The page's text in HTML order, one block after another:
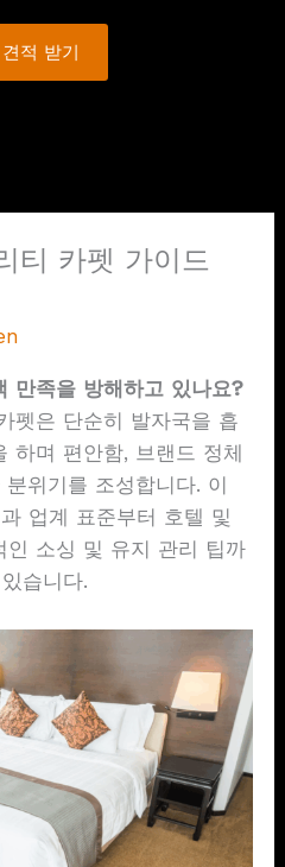
견적 받기
티 카펫 가이드
만족을 방해하고 있나요?
펫은 단순히 발자국을 흡
하며 편안함, 브랜드 정체
위기를 조성합니다. 이
업계 표준부터 호텔 및
인 소싱 및 유지 관리 팁까
습니다.